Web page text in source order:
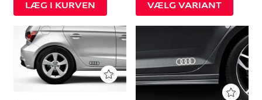
VÆLG VARIANT